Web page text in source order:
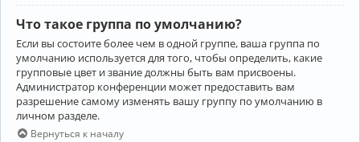
Что такое группа по умолчанию?
Если вы состоите более чем в одной группе, ваша группа по
умолчанию используется для того, чтобы определить, какие
групповые цвет и звание должны быть вам присвоены.
Администратор конференции может предоставить вам
разрешение самому изменять вашу группу по умолчанию в
личном разделе.
Вернуться к началу